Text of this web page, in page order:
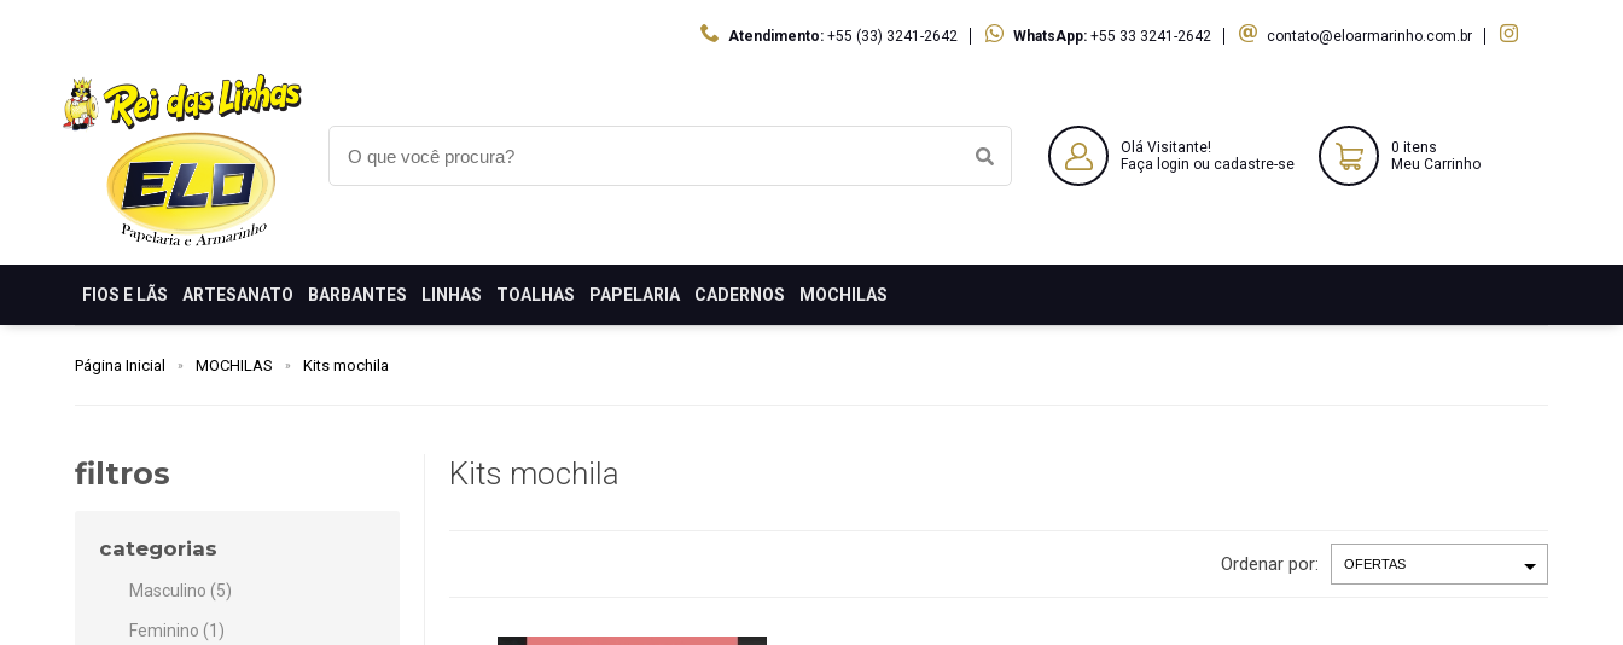
Atendimento: +55 (33) 3241-2642 WhatsApp: +55 33 3241-2642 contato@eloarmarinho.com.br
Olá Visitante!
Faça login ou cadastre-se
0 itens
Meu Carrinho
FIOS E LÃS ARTESANATO BARBANTES LINHAS TOALHAS PAPELARIA CADERNOS MOCHILAS
Página Inicial MOCHILAS Kits mochila
filtros
categorias
Masculino (5)
Feminino (1)
Kits mochila
Ordenar por: